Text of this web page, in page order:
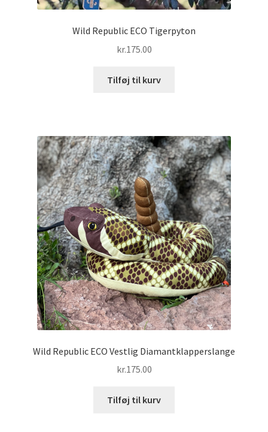
Wild Republic ECO Tigerpyton
kr.175.00
Tilføj til kurv
Wild Republic ECO Vestlig Diamantklapperslange
kr.175.00
Tilføj til kurv